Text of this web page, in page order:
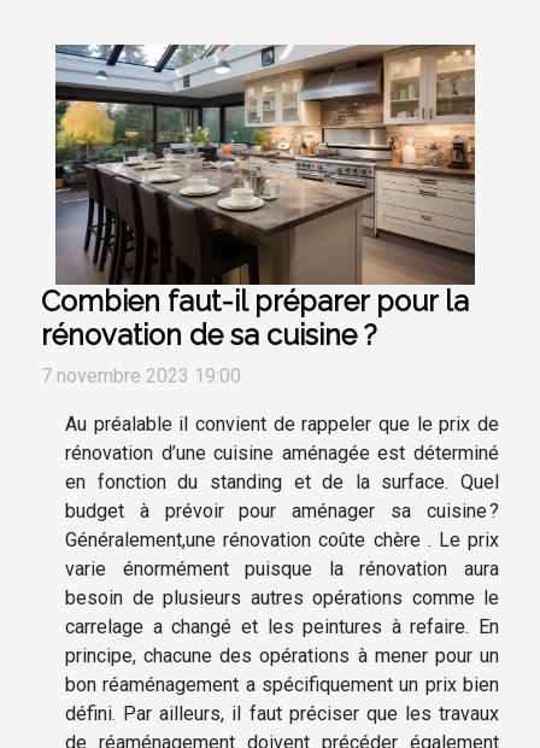
Combien faut-il préparer pour la
rénovation de sa cuisine ?
7 novembre 2023 19:00
Au préalable il convient de rappeler que le prix de
rénovation d’une cuisine aménagée est déterminé
en fonction du standing et de la surface. Quel
budget à prévoir pour aménager sa cuisine ?
Généralement,une rénovation coûte chère . Le prix
varie énormément puisque la rénovation aura
besoin de plusieurs autres opérations comme le
carrelage a changé et les peintures à refaire. En
principe, chacune des opérations à mener pour un
bon réaménagement a spécifiquement un prix bien
défini. Par ailleurs, il faut préciser que les travaux
de réaménagement doivent précéder également